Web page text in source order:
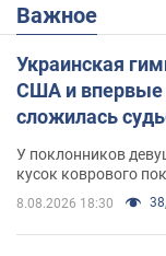
Важное
Украинская
США и впервые
сложилась
У поклонников
кусок коврового
8.08.2026 18:30